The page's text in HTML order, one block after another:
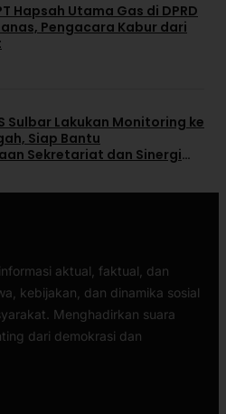
Hapsah Utama Gas di DPRD
Pengacara Kabur dari
Sulbar Lakukan Monitoring ke
Siap Bantu
Sekretariat dan Sinergi
aktual, faktual, dan
kebijakan, dan dinamika sosial
Menghadirkan suara
dari demokrasi dan